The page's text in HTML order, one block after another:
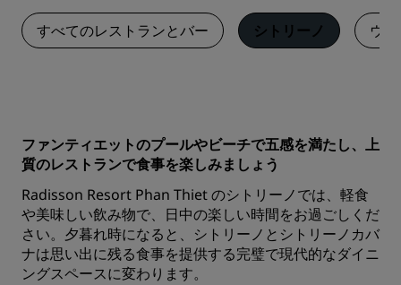
すべてのレストランとバー シトリーノ ウ
ファンティエットのプールやビーチで五感を満たし、上
質のレストランで食事を楽しみましょう
Radisson Resort Phan Thiet のシトリーノでは、軽食
や美味しい飲み物で、日中の楽しい時間をお過ごしくだ
さい。夕暮れ時になると、シトリーノとシトリーノカバ
ナは思い出に残る食事を提供する完璧で現代的なダイニ
ングスペースに変わります。